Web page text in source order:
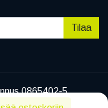
Tilaa
0865402-5